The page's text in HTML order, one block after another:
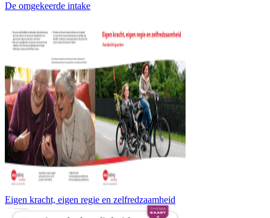
De omgekeerde intake
Eigen kracht, eigen regie en zelfredzaamheid